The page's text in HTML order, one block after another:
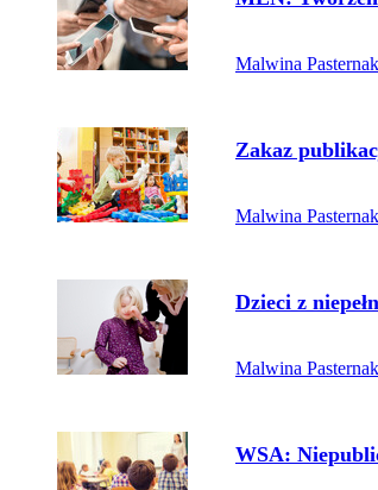
Malwina
Przejdź do
Zakaz
Malwina
Przejdź do
Dzieci z
Malwina
Przejdź do
WSA: